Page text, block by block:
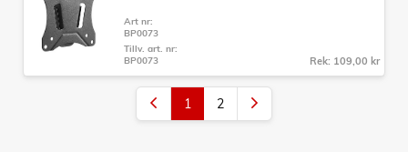
Art nr:
BP0073
Tillv. art. nr:
BP0073
Rek: 109,00 kr
1 2